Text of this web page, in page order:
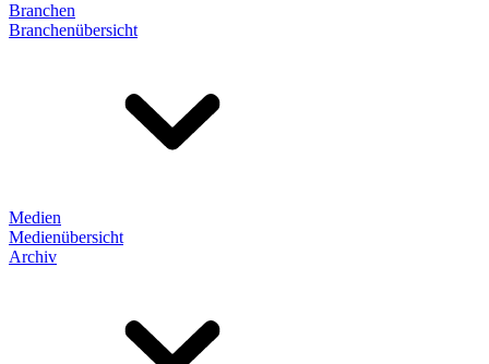
Branchen
Branchenübersicht
Medien
Medienübersicht
Archiv